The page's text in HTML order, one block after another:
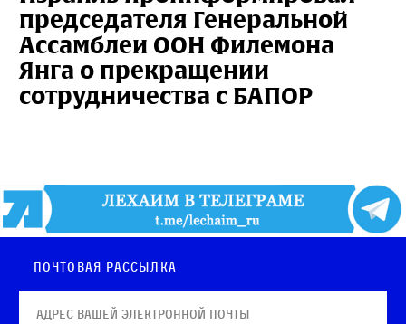
председателя Генеральной
Ассамблеи ООН Филемона
Янга о прекращении
сотрудничества с БАПОР
Почтовая рассылка